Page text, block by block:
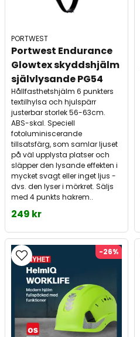
PORTWEST
Portwest Endurance
Glowtex skyddshjälm
självlysande PG54
Hållfasthetshjälm 6 punkters
textilhylsa och hjulspärr
justerbar storlek 56-63cm.
ABS-skal. Speciell
fotoluminiscerande
tillsatsfärg, som samlar ljuset
på väl upplysta platser och
släpper den lysande effekten i
mycket svagt eller inget ljus -
dvs. den lyser i mörkret. Säljs
med 4 punkts hakrem..
249 kr
-26%